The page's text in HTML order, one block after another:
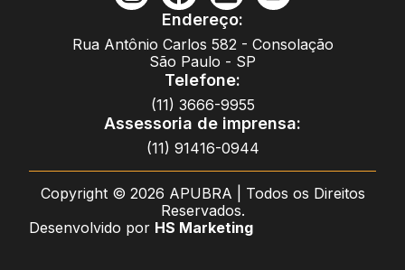
Endereço:
Rua Antônio Carlos 582 - Consolação
São Paulo - SP
Telefone:
(11) 3666-9955
Assessoria de imprensa:
(11) 91416-0944
Copyright © 2026 APUBRA | Todos os Direitos
Reservados.
Desenvolvido por HS Marketing